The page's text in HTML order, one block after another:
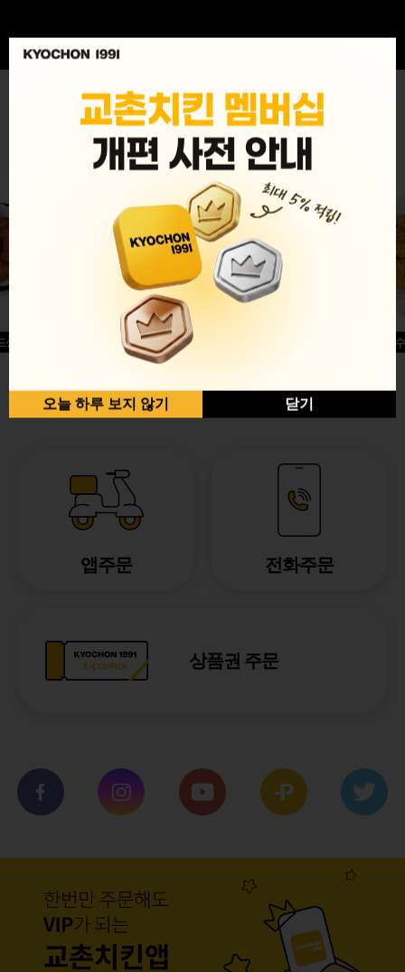
MENU
글윙
반반순살[레드+허니]
허니옥
앱주문 전화주문
상품권 주문
오늘 하루 보지 않기 닫기